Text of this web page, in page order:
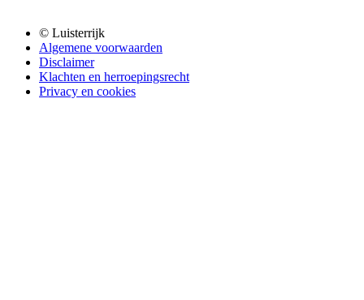
© Luisterrijk
Algemene voorwaarden
Disclaimer
Klachten en herroepingsrecht
Privacy en cookies